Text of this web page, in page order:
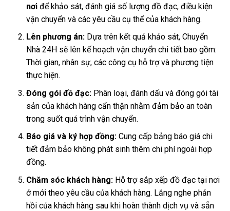
nơiđể khảo sát, đánh giá số lượng đồ đạc, điều kiện
vận chuyển và các yêu cầu cụ thể của khách hàng.
Lên phương án:Dựa trên kết quả khảo sát, Chuyển
Nhà 24H sẽ lên kế hoạch vận chuyển chi tiết bao gồm:
Thời gian, nhân sự, các công cụ hỗ trợ và phương tiện
thực hiện.
Đóng gói đồ đạc:Phân loại, đánh dấu và đóng gói tài
sản của khách hàng cẩn thận nhằm đảm bảo an toàn
trong suốt quá trình vận chuyển.
Báo giá và ký hợp đồng:Cung cấp bảng báo giá chi
tiết đảm bảo không phát sinh thêm chi phí ngoài hợp
đồng.
Chăm sóc khách hàng:Hỗ trợ sắp xếp đồ đạc tại nơi
ở mới theo yêu cầu của khách hàng. Lắng nghe phản
hồi của khách hàng sau khi hoàn thành dịch vụ và sẵn